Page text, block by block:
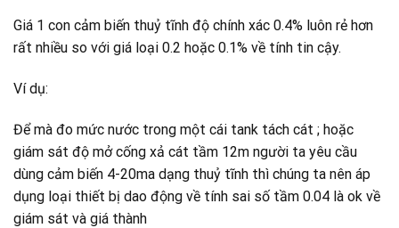
Giá 1 con cảm biến thuỷ tĩnh độ chính xác 0.4% luôn rẻ hơn
rất nhiều so với giá loại 0.2 hoặc 0.1% về tính tin cậy.
Ví dụ:
Để mà đo mức nước trong một cái tank tách cát ; hoặc
giám sát độ mở cống xả cát tầm 12m người ta yêu cầu
dùng cảm biến 4-20ma dạng thuỷ tĩnh thì chúng ta nên áp
dụng loại thiết bị dao động về tính sai số tầm 0.04 là ok về
giám sát và giá thành